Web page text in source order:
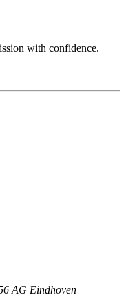
with confidence.
AG Eindhoven